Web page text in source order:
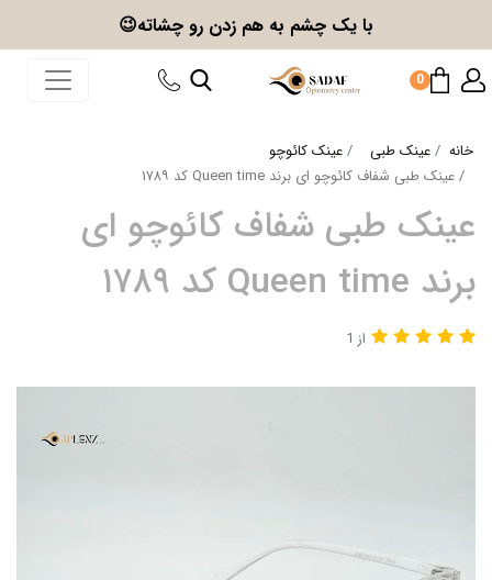
با یک چشم به هم زدن رو چشاته😉
0
خانه عینک طبی
عینک کائوچو
عینک طبی شفاف کائوچو ای برند Queen time کد ۱۷۸۹
عینک طبی شفاف کائوچو ای
برند Queen time کد ۱۷۸۹
از 1